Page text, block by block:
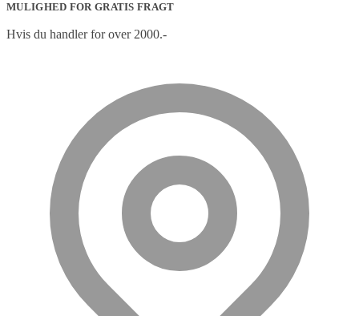
MULIGHED FOR GRATIS FRAGT
Hvis du handler for over 2000.-